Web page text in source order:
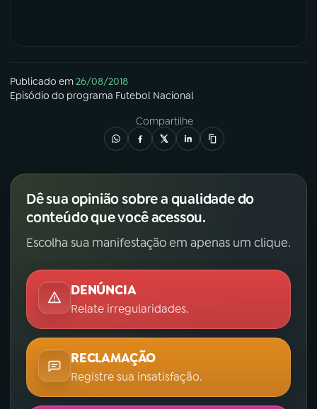
Publicado em26/08/2018
Episódio do programa Futebol Nacional
Compartilhe
Dê sua opinião sobre a qualidade do
conteúdo que você acessou.
Escolha sua manifestação em apenas um clique.
DENÚNCIA
Relate irregularidades.
RECLAMAÇÃO
Registre sua insatisfação.